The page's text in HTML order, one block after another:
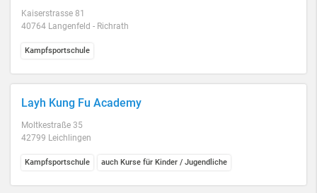
Kaiserstrasse 81
40764 Langenfeld - Richrath
Kampfsportschule
Layh Kung Fu Academy
Moltkestraße 35
42799 Leichlingen
Kampfsportschule auch Kurse für Kinder / Jugendliche